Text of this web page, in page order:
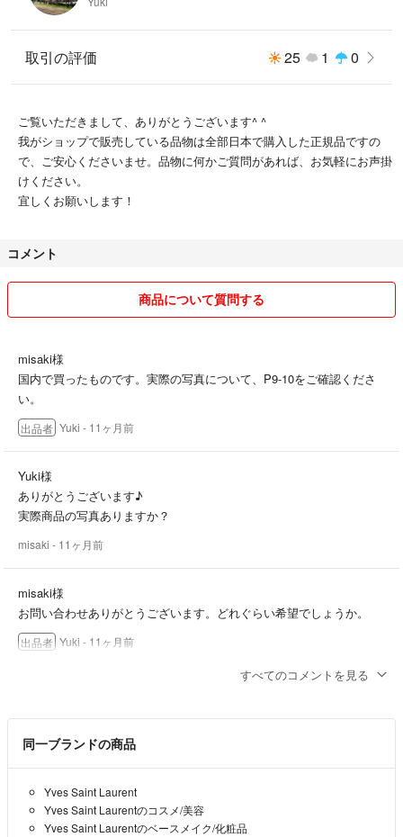
取引の評価 25 1 0
ご覧いただきまして、ありがとうございます^ ^
我がショップで販売している品物は全部日本で購入した正規品ですの
で、ご安心くださいませ。品物に何かご質問があれば、お気軽にお声掛
けください。
宜しくお願いします！
コメント
商品について質問する
misaki様
国内で買ったものです。実際の写真について、P9-10をご確認くださ
い。
出品者 Yuki - 11ヶ月前
Yuki様
ありがとうございます♪
実際商品の写真ありますか？
misaki - 11ヶ月前
misaki様
お問い合わせありがとうございます。どれぐらい希望でしょうか。
出品者 Yuki - 11ヶ月前
出品者 Yuki - 11ヶ月前
値下げ可能でしょうか？
misaki- 11ヶ月前
すべてのコメントを見る
同一ブランドの商品
Yves Saint Laurent
Yves Saint Laurentのコスメ/美容
Yves Saint Laurentのベースメイク/化粧品